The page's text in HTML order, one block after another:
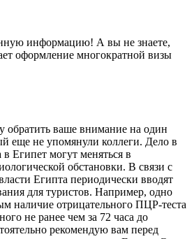
информацию! А вы не знаете,
оформление многократной визы
обратить ваше внимание на один
еще не упомянули коллеги. Дело в
в Египет могут меняться в
обстановки. В связи с
Египта периодически вводят
для туристов. Например, одно
наличие отрицательного ПЦР-теста
не ранее чем за 72 часа до
рекомендую вам перед